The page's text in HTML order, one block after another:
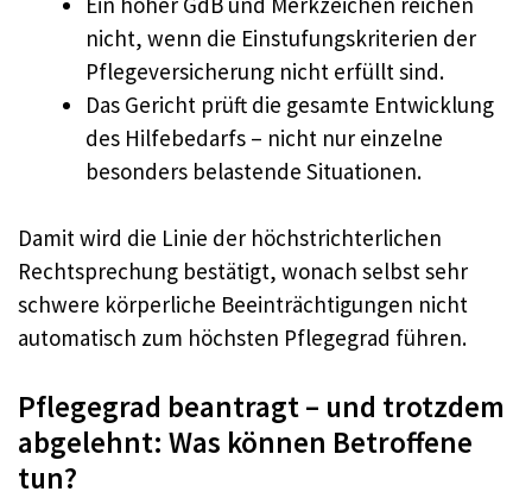
nicht, wenn die Einstufungskriterien der
Pflegeversicherung nicht erfüllt sind.
Das Gericht prüft die gesamte Entwicklung
des Hilfebedarfs – nicht nur einzelne
besonders belastende Situationen.
Damit wird die Linie der höchstrichterlichen
Rechtsprechung bestätigt, wonach selbst sehr
schwere körperliche Beeinträchtigungen nicht
automatisch zum höchsten Pflegegrad führen.
Pflegegrad beantragt – und trotzdem
abgelehnt: Was können Betroffene
tun?